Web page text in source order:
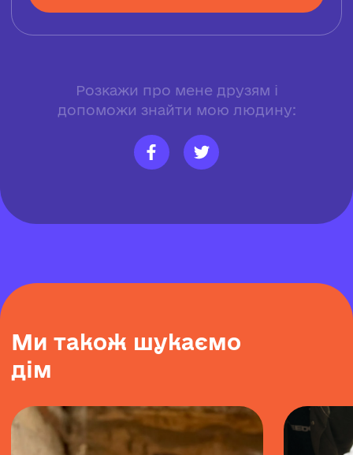
Розкажи про мене друзям і
допоможи знайти мою людину:
Ми також шукаємо
дім